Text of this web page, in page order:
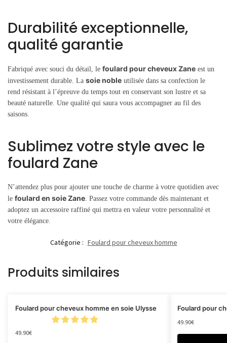
Durabilité exceptionnelle,
qualité garantie
Fabriqué avec souci du détail, le foulard pour cheveux Zane est un
investissement durable. La soie noble utilisée dans sa confection le
rend résistant à l’épreuve du temps tout en conservant son lustre et sa
beauté naturelle. Une qualité qui saura vous accompagner au fil des
saisons.
Sublimez votre style avec le
foulard Zane
N’attendez plus pour ajouter une touche de charme à votre quotidien avec
le foulard en soie Zane. Passez votre commande dès maintenant et
adoptez un accessoire raffiné qui mettra en valeur votre personnalité et
votre élégance.
Catégorie : Foulard pour cheveux homme
Produits similaires
Foulard pour cheveux homme en soie Ulysse
49.90€
Foulard pour
49.90€